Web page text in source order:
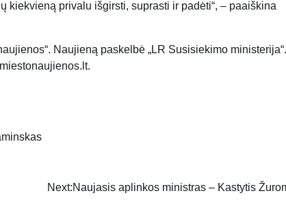
kiekvieną privalu išgirsti, suprasti ir padėti“, – paaiškina
Naujieną paskelbė „LR Susisiekimo ministerija“.
Next:Naujasis aplinkos ministras – Kastytis